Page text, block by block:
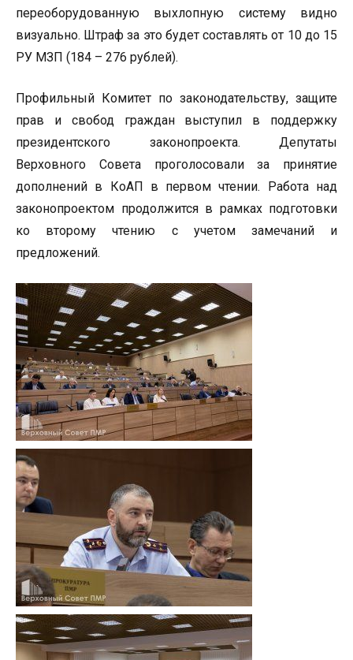
переоборудованную выхлопную систему видно
визуально. Штраф за это будет составлять от 10 до 15
РУ МЗП (184 – 276 рублей).
Профильный Комитет по законодательству, защите
прав и свобод граждан выступил в поддержку
президентского законопроекта. Депутаты
Верховного Совета проголосовали за принятие
дополнений в КоАП в первом чтении. Работа над
законопроектом продолжится в рамках подготовки
ко второму чтению с учетом замечаний и
предложений.